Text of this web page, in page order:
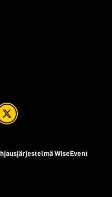
WiseEvent